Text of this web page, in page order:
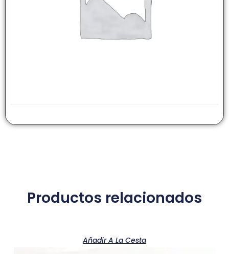
Productos relacionados
Añadir A La Cesta